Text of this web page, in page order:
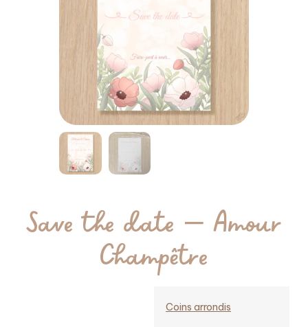
Save the date – Amour
Champêtre
Coins arrondis